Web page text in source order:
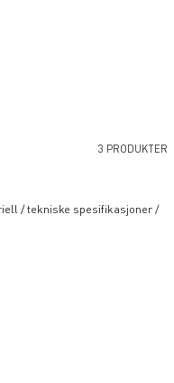
3 PRODUKTER
/ tekniske spesifikasjoner /